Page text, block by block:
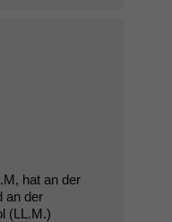
hat an der
an der
(LL.M.)